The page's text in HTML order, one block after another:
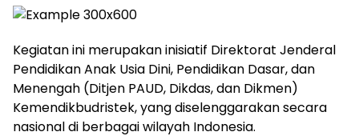
Kegiatan ini merupakan inisiatif Direktorat Jenderal
Pendidikan Anak Usia Dini, Pendidikan Dasar, dan
Menengah (Ditjen PAUD, Dikdas, dan Dikmen)
Kemendikbudristek, yang diselenggarakan secara
nasional di berbagai wilayah Indonesia.